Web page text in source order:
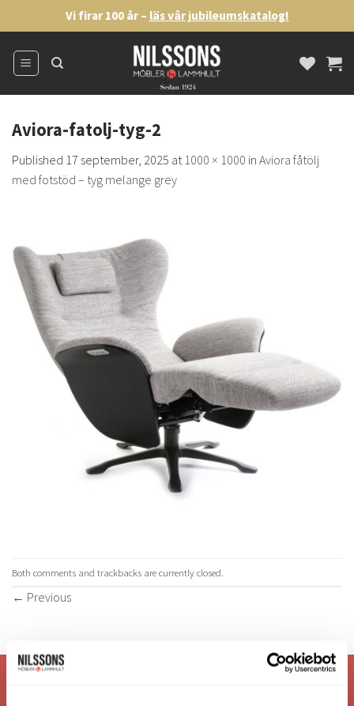
to
content
Vi firar 100 år – läs vår jubileumskatalog!
Aviora-fatolj-tyg-2
Published 17 september, 2025 at1000 × 1000 in Aviora fåtölj
med fotstöd – tyg melange grey
Both comments and trackbacks are currently closed.
← Previous